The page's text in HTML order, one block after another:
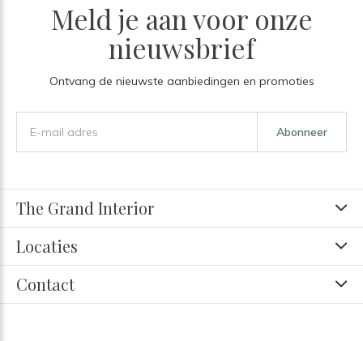
Meld je aan voor onze
nieuwsbrief
Ontvang de nieuwste aanbiedingen en promoties
Abonneer
The Grand Interior
Locaties
Contact